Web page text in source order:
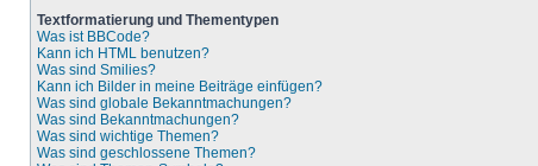
Textformatierung und Thementypen
Was ist BBCode?
Kann ich HTML benutzen?
Was sind Smilies?
Kann ich Bilder in meine Beiträge einfügen?
Was sind globale Bekanntmachungen?
Was sind Bekanntmachungen?
Was sind wichtige Themen?
Was sind geschlossene Themen?